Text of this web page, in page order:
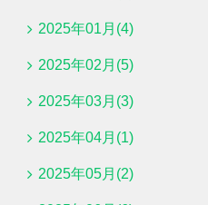
2025年01月(4)
2025年02月(5)
2025年03月(3)
2025年04月(1)
2025年05月(2)